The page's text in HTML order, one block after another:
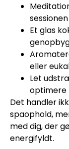
sessionen
Et glas
eller
Let
optimere
Det handler
spaophold,
med dig, der
energifyldt.